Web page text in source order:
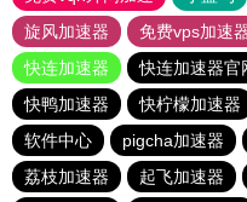
旋风加速器
免费vps加速
快连加速器
快连加速器官
快鸭加速器
快柠檬加速器
软件中心
pigcha加速器
荔枝加速器
起飞加速器